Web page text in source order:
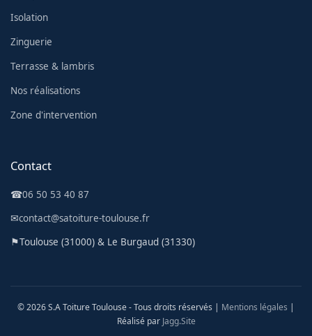
Isolation
Zinguerie
Terrasse & lambris
Nos réalisations
Zone d'intervention
Contact
☎06 50 53 40 87
✉contact@satoiture-toulouse.fr
⚑Toulouse (31000) & Le Burgaud (31330)
© 2026 S.A Toiture Toulouse - Tous droits réservés | Mentions légales |
Réalisé par Jagg.Site